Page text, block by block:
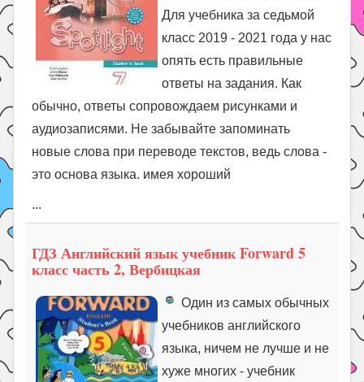
Для учебника за седьмой
класс 2019 - 2021 года у нас
опять есть правильные
ответы на задания. Как
обычно, ответы сопровождаем рисунками и
аудиозаписями. Не забывайте запоминать
новые слова при переводе текстов, ведь слова -
это основа языка. имея хороший
...
ГДЗ Английский язык учебник Forward 5
класс часть 2, Вербицкая
Один из самых обычных
учебников английского
языка, ничем не лучше и не
хуже многих - учебник